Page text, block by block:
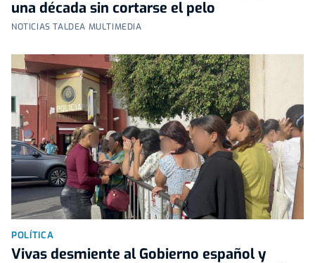
una década sin cortarse el pelo
NOTICIAS TALDEA MULTIMEDIA
POLÍTICA
Vivas desmiente al Gobierno español y